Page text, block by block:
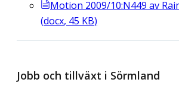
Motion 2009/10:N449 av
(docx, 45 KB)
Jobb och tillväxt i Sörmland